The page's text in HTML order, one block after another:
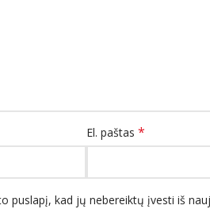
El. paštas *
kad jų nebereiktų įvesti iš